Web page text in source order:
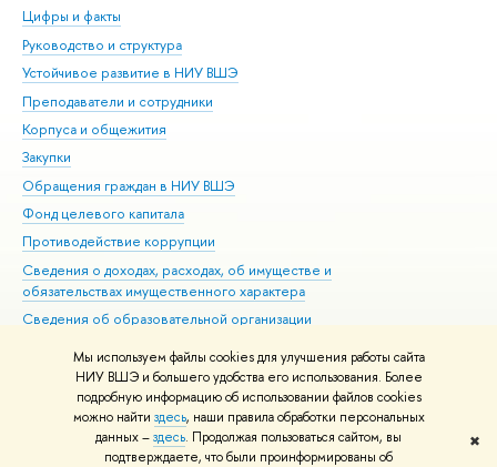
Мы используем файлы cookies для улучшения работы сайта
НИУ ВШЭ и большего удобства его использования. Более
подробную информацию об использовании файлов cookies
можно найти здесь, наши правила обработки персональных
данных –здесь. Продолжая пользоваться сайтом, вы
подтверждаете, что были проинформированы об
✖
Цифры и факты
Руководство и структура
Устойчивое развитие в НИУ ВШЭ
Преподаватели и сотрудники
Корпуса и общежития
Закупки
Обращения граждан в НИУ ВШЭ
Фонд целевого капитала
Противодействие коррупции
Сведения о доходах, расходах, об имуществе и
обязательствах имущественного характера
Сведения об образовательной организации
Людям с ограниченными возможностями здоровья
Единая платежная страница
Работа в Вышке